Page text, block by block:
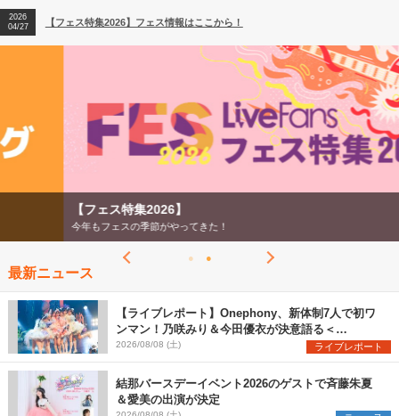
2026
04/27
【フェス特集2026】フェス情報はここから！
2026
【ライブ動員ランキング】2026年上半期編発表！
【フェス特集2026】
今年もフェスの季節がやってきた！
最新ニュース
【ライブレポート】Onephony、新体制7人で初ワ
ンマン！乃咲みり＆今田優衣が決意語る＜
Onephony新体制1st Oneman Live はじまりの夏
＞
2026/08/08 (土) ライブレポート
結那バースデーイベント2026のゲストで斉藤朱夏
＆愛美の出演が決定